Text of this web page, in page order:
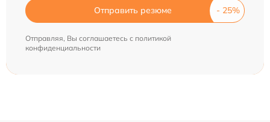
Отправить резюме
Отправляя, Вы соглашаетесь с политикой
конфиденциальности